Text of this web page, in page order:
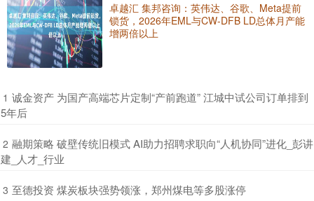
卓越汇 集邦咨询：英伟达、谷歌、Meta提前
锁货，2026年EML与CW-DFB LD总体月产能
增两倍以上
1 ​诚金资产 为国产高端芯片定制“产前跑道” 江城中试公司订单排到
5年后
2 ​融期策略 破壁传统旧模式 AI助力招聘求职向“人机协同”进化_彭讲
建_人才_行业
3 ​至德投资 煤炭板块强势领涨，郑州煤电等多股涨停